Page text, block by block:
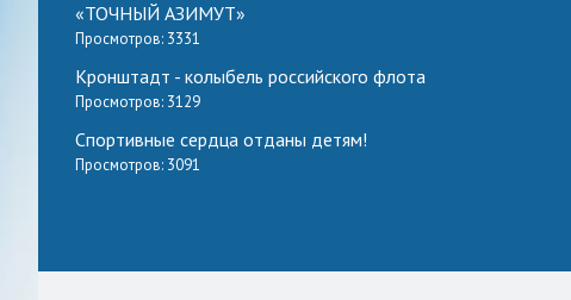
«ТОЧНЫЙ АЗИМУТ»
Просмотров: 3331
Кронштадт - колыбель российского флота
Просмотров: 3129
Спортивные сердца отданы детям!
Просмотров: 3091